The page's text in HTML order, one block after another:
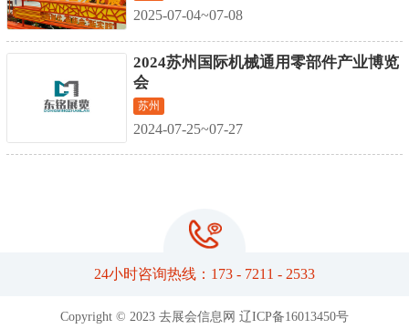
2025-07-04~07-08
2024苏州国际机械通用零部件产业博览
会
苏州
2024-07-25~07-27
24小时咨询热线：173 - 7211 - 2533
Copyright © 2023 去展会信息网 辽ICP备16013450号